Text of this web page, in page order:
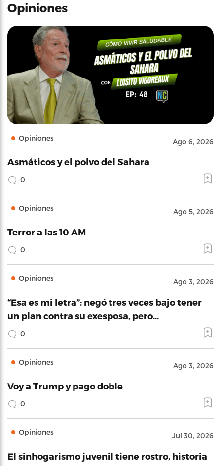
Opiniones
Opiniones Ago 6, 2026
Asmáticos y el polvo del Sahara
0
Opiniones Ago 5, 2026
Terror a las 10 AM
0
Opiniones Ago 3, 2026
“Esa es mi letra”: negó tres veces bajo tener
un plan contra su exesposa, pero…
0
Opiniones Ago 3, 2026
Voy a Trump y pago doble
0
Opiniones Jul 30, 2026
El sinhogarismo juvenil tiene rostro, historia